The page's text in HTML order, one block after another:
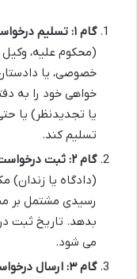
گام ۱: تسلیم درخواست یا دادخواست فرجام:
(محکوم علیه، وکیل
خصوصی، یا
خواهی خود را به
یا تجدیدنظر) یا
تسلیم کند.
گام ۲: ثبت درخواست و اخذ رسید:
(دادگاه یا زندان)
رسیدی مشتمل بر
بدهد. تاریخ ثبت
می شود.
گام ۳: ارسال درخواست به دادگاه صادرکننده رأی نخستین: